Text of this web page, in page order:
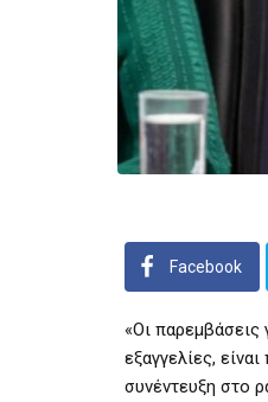
Facebook
«Οι παρεμβάσεις
εξαγγελίες,
συνέντευξη στο